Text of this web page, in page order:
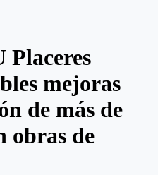
Placeres
mejoras
de más de
obras de